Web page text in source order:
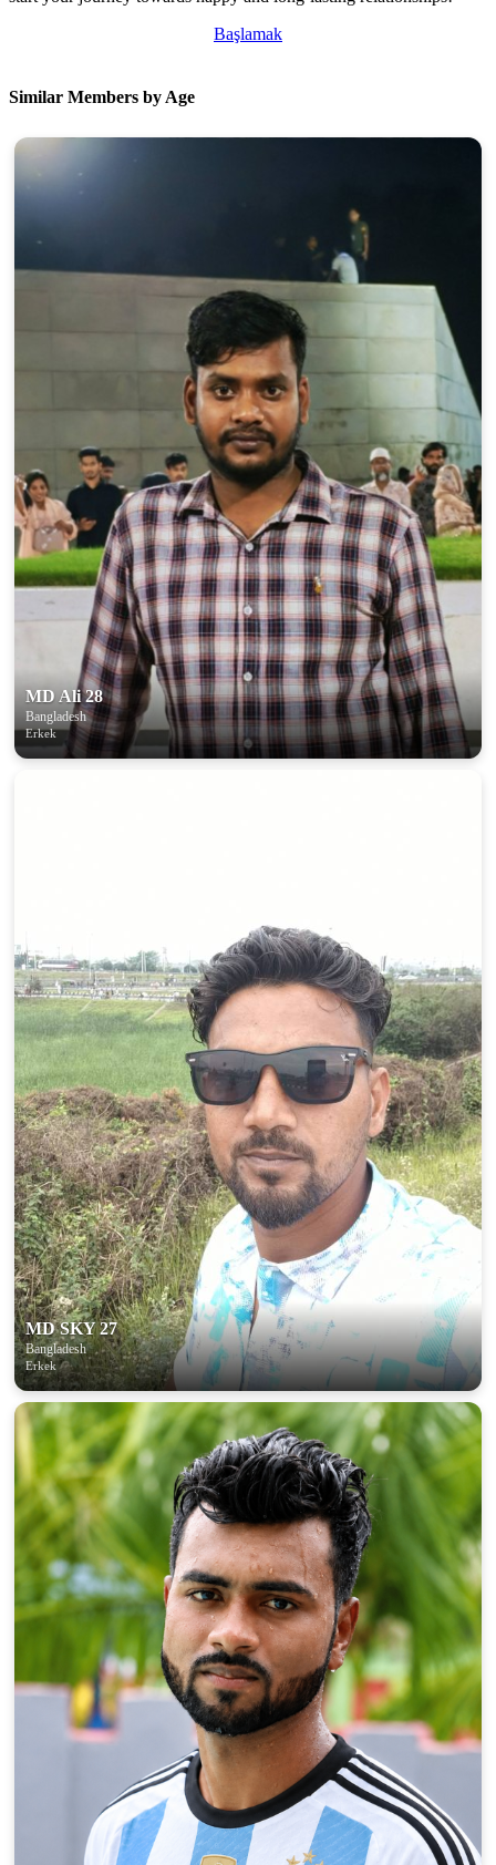
Başlamak
Similar Members by Age
MD Ali 28
Bangladesh
Erkek
MD SKY 27
Bangladesh
Erkek
upload your own photo
100% FREE
×10 more visibility